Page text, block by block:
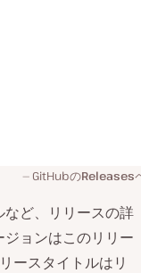
GitHubのReleases
ど、リリースの詳
ョンはこのリリー
ースタイトルはリ